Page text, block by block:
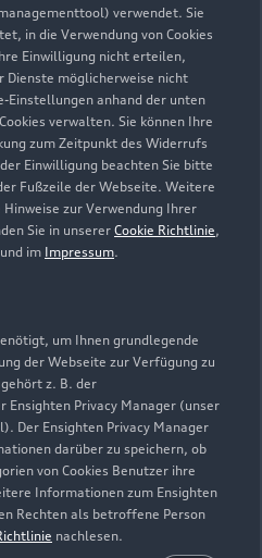
verwendet. Sie
in die Verwendung von Cookies
Einwilligung nicht erteilen,
Dienste möglicherweise nicht
Einstellungen anhand der unten
verwalten. Sie können Ihre
zum Zeitpunkt des Widerrufs
Einwilligung beachten Sie bitte
Fußzeile der Webseite. Weitere
zur Verwendung Ihrer
Sie in unserer Cookie Richtlinie,
und im Impressum.
um Ihnen grundlegende
der Webseite zur Verfügung zu
z. B. der
Ensighten Privacy Manager (unser
Der Ensighten Privacy Manager
darüber zu speichern, ob
von Cookies Benutzer ihre
Informationen zum Ensighten
Rechten als betroffene Person
nachlesen.
Zurück nach oben